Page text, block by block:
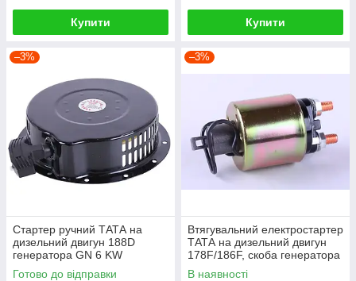
Купити Купити
–3%
Стартер ручний ТАТА на
дизельний двигун 188D
генератора GN 6 KW
Готово до відправки
–3%
Втягувальний електростартер
ТАТА на дизельний двигун
178F/186F, скоба генератора
GN 5 KW
В наявності